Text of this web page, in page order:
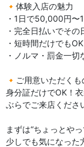
🔸体験入店の魅力
・1日で50,000円〜
・完全日払いでそ
・短時間だけでも
・ノルマ・罰金一切
🔸ご用意いただくも
身分証だけでOK！
ぶらでご来店くださ
まずは“ちょっとや
少しでも気になった